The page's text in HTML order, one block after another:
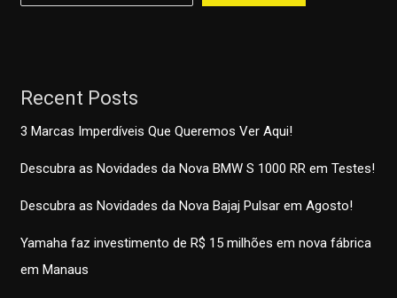
Recent Posts
3 Marcas Imperdíveis Que Queremos Ver Aqui!
Descubra as Novidades da Nova BMW S 1000 RR em Testes!
Descubra as Novidades da Nova Bajaj Pulsar em Agosto!
Yamaha faz investimento de R$ 15 milhões em nova fábrica
em Manaus